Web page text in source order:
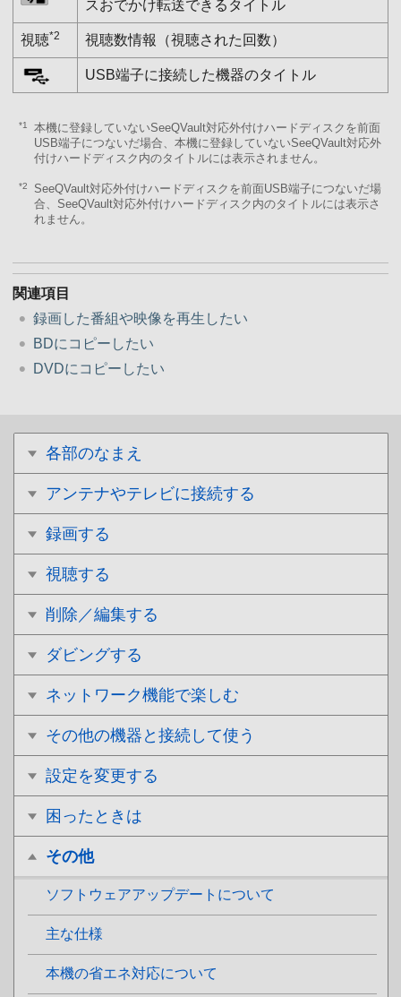
各部のなまえ
アンテナやテレビに接続する
録画する
視聴する
削除／編集する
ダビングする
ネットワーク機能で楽しむ
その他の機器と接続して使う
設定を変更する
困ったときは
その他
ソフトウェアアップデートについて
主な仕様
本機の省エネ対応について
スおでかけ転送できるタイトル
視聴*2 視聴数情報（視聴された回数）
USB端子に接続した機器のタイトル
*1
本機に登録していないSeeQVault対応外付けハードディスクを前面
USB端子につないだ場合、本機に登録していないSeeQVault対応外
付けハードディスク内のタイトルには表示されません。
*2
SeeQVault対応外付けハードディスクを前面USB端子につないだ場
合、SeeQVault対応外付けハードディスク内のタイトルには表示さ
れません。
関連項目
録画した番組や映像を再生したい
BDにコピーしたい
DVDにコピーしたい